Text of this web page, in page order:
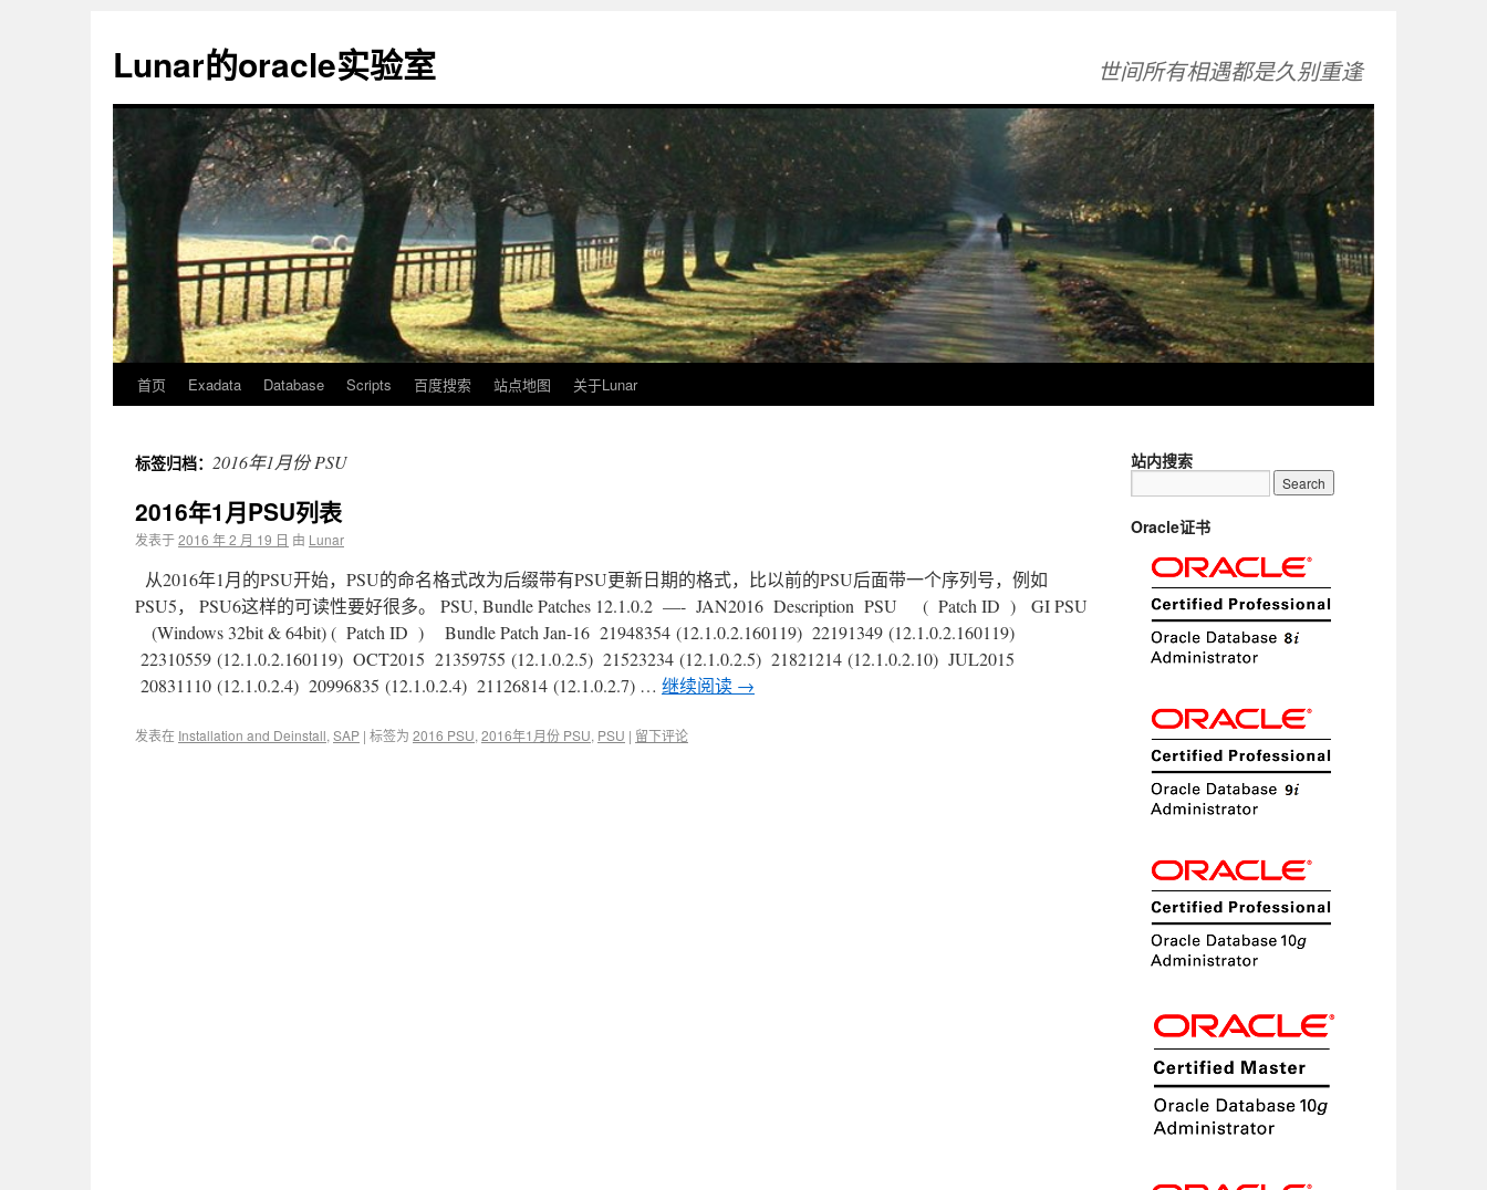
Lunar的oracle实验室 世间所有相遇都是久别重逢
首页 Exadata Database Scripts 百度搜索 站点地图 关于Lunar
标签归档： 2016年1月份 PSU
2016年1月PSU列表
发表于2016 年 2 月 19 日 由 Lunar
从2016年1月的PSU开始，PSU的命名格式改为后缀带有PSU更新日期的格式，比以前的PSU后面带一个序列号，例如
PSU5， PSU6这样的可读性要好很多。 PSU, Bundle Patches 12.1.0.2 —- JAN2016 Description PSU ( Patch ID ) GI PSU
(Windows 32bit & 64bit) ( Patch ID ) Bundle Patch Jan-16 21948354 (12.1.0.2.160119) 22191349 (12.1.0.2.160119)
22310559 (12.1.0.2.160119) OCT2015 21359755 (12.1.0.2.5) 21523234 (12.1.0.2.5) 21821214 (12.1.0.2.10) JUL2015
20831110 (12.1.0.2.4) 20996835 (12.1.0.2.4) 21126814 (12.1.0.2.7) … 继续阅读 →
发表在 Installation and Deinstall, SAP | 标签为 2016 PSU, 2016年1月份 PSU, PSU | 留下评论
站内搜索
Oracle证书